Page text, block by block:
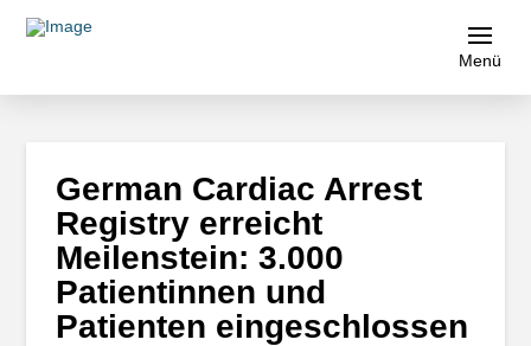
Menü
German Cardiac Arrest
Registry erreicht
Meilenstein: 3.000
Patientinnen und
Patienten eingeschlossen